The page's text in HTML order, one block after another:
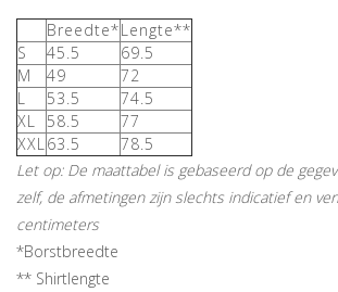
Breedte*Lengte**
S
45.5
69.5
M
49
72
L
53.5
74.5
XL
58.5
77
XXL63.5
78.5
Let op: De maattabel is gebaseerd op de
zelf, de afmetingen zijn slechts indicatief en
centimeters
*Borstbreedte
** Shirtlengte